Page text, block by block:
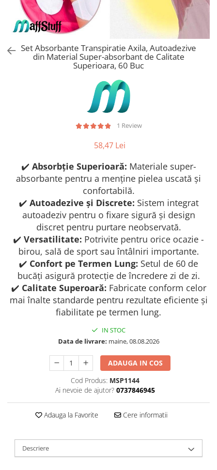
Stickere Copii
Stickere Florale
Stickere Diverse
Stickere Pentru Usi
Unelte - Accesorii DIY
Set Absorbante Transpiratie Axila, Autoadezive
din Material Super-absorbant de Calitate
Superioara, 60 Buc
1 Review
58,47 Lei
✔️ Absorbție Superioară: Materiale super-
absorbante pentru a menține pielea uscată și
confortabilă.
✔️ Autoadezive și Discrete: Sistem integrat
autoadeziv pentru o fixare sigură și design
discret pentru purtare neobservată.
✔️ Versatilitate: Potrivite pentru orice ocazie -
birou, sală de sport sau întâlniri importante.
✔️ Confort pe Termen Lung: Setul de 60 de
bucăți asigură protecție de încredere zi de zi.
✔️ Calitate Superoară: Fabricate conform celor
mai înalte standarde pentru rezultate eficiente și
fiabilitate pe termen lung.
IN STOC
Data de livrare: maine, 08.08.2026
ADAUGA IN COS
Cod Produs: MSP1144
Ai nevoie de ajutor? 0737846945
Adauga la Favorite Cere informatii
Descriere